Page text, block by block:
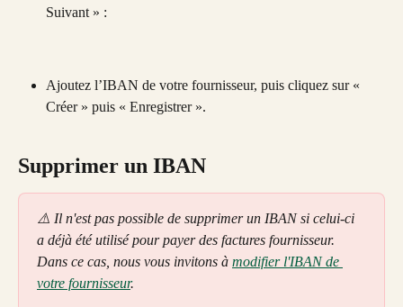
Suivant » :
Ajoutez l’IBAN de votre fournisseur, puis cliquez sur «
Créer » puis « Enregistrer ».
Supprimer un IBAN
⚠️ Il n'est pas possible de supprimer un IBAN si celui-ci
a déjà été utilisé pour payer des factures fournisseur.
Dans ce cas, nous vous invitons à modifier l'IBAN de
votre fournisseur.